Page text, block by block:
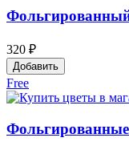
320 ₽
Добавить
Free